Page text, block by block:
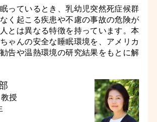
っているとき、乳幼児突然死症候群
く起こる疾患や不慮の事故の危険が
とは異なる特徴を持っています。本
ゃんの安全な睡眠環境を、アメリカ
告や温熱環境の研究結果をもとに解
教授